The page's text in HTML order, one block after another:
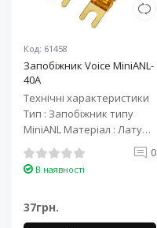
Код: 61458
Запобіжник Voice MiniANL-
40A
Технічні характеристики
Тип : Запобіжник типу
MiniANL Матеріал : Латунь
з позолотою. Номінал, А:
40 ..
0
В наявності
37грн.